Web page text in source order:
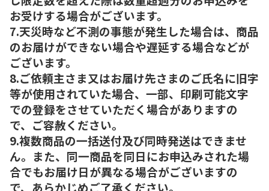
お受けする場合がございます。
7.天災時など不測の事態が発生した場合は、商品
のお届けができない場合や遅延する場合などが
ございます。
8.ご依頼主さま又はお届け先さまのご氏名に旧字
等が使用されていた場合、一部、印刷可能文字
での登録をさせていただく場合がありますの
で、ご容赦ください。
9.複数商品の一括送付及び同時発送はできませ
ん。また、同一商品を同日にお申込みされた場
合でもお届け日が異なる場合がございますの
で、あらかじめご了承ください。